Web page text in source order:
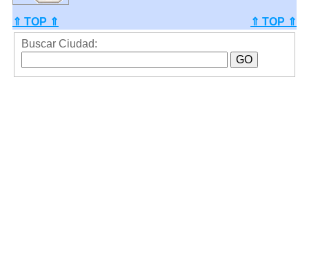
⇑ TOP ⇑
⇑ TOP ⇑
Buscar Ciudad: